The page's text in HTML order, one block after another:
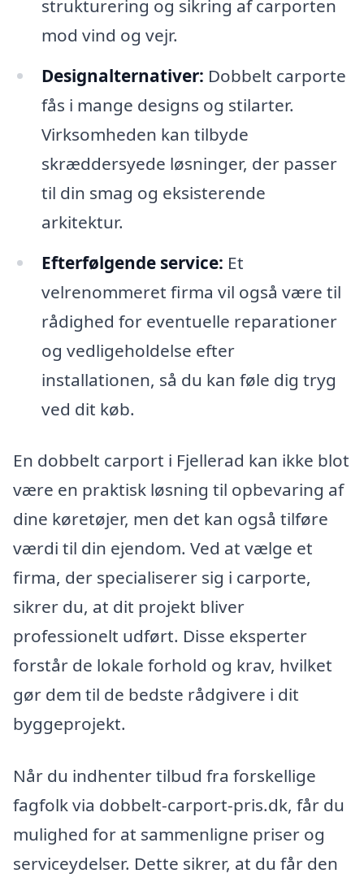
strukturering og sikring af carporten
mod vind og vejr.
Designalternativer: Dobbelt carporte
fås i mange designs og stilarter.
Virksomheden kan tilbyde
skræddersyede løsninger, der passer
til din smag og eksisterende
arkitektur.
Efterfølgende service: Et
velrenommeret firma vil også være til
rådighed for eventuelle reparationer
og vedligeholdelse efter
installationen, så du kan føle dig tryg
ved dit køb.
En dobbelt carport i Fjellerad kan ikke blot
være en praktisk løsning til opbevaring af
dine køretøjer, men det kan også tilføre
værdi til din ejendom. Ved at vælge et
firma, der specialiserer sig i carporte,
sikrer du, at dit projekt bliver
professionelt udført. Disse eksperter
forstår de lokale forhold og krav, hvilket
gør dem til de bedste rådgivere i dit
byggeprojekt.
Når du indhenter tilbud fra forskellige
fagfolk via dobbelt-carport-pris.dk, får du
mulighed for at sammenligne priser og
serviceydelser. Dette sikrer, at du får den